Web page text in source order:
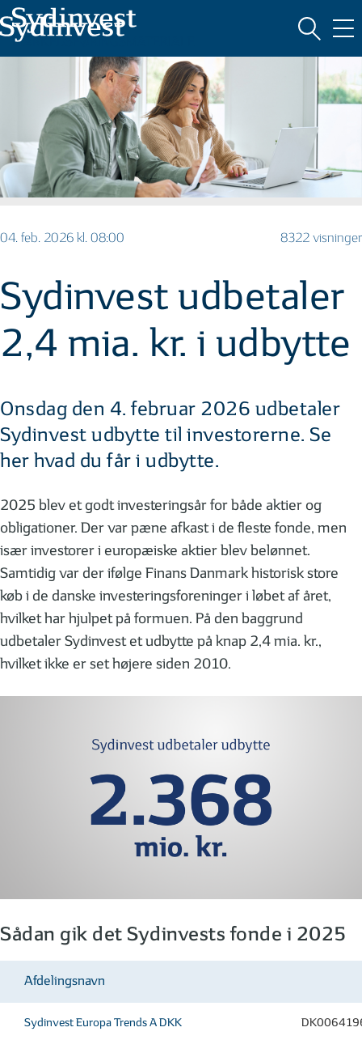
MARKEDSFØRINGSMATERIALE
04. feb. 2026 kl. 08:00 8322 visninger
Sydinvest udbetaler
2,4 mia. kr. i udbytte
Onsdag den 4. februar 2026 udbetaler
Sydinvest udbytte til investorerne. Se
her hvad du får i udbytte.
2025 blev et godt investeringsår for både aktier og
obligationer. Der var pæne afkast i de fleste fonde, men
især investorer i europæiske aktier blev belønnet.
Samtidig var der ifølge Finans Danmark historisk store
køb i de danske investeringsforeninger i løbet af året,
hvilket har hjulpet på formuen. På den baggrund
udbetaler Sydinvest et udbytte på knap 2,4 mia. kr.,
hvilket ikke er set højere siden 2010.
Sådan gik det Sydinvests fonde i 2025
Afdelingsnavn
Sydinvest Europa Trends A DKK